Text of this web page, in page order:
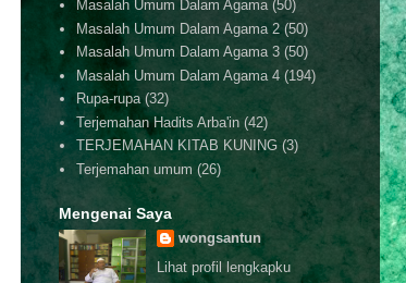
Masalah Umum Dalam Agama (50)
Masalah Umum Dalam Agama 2 (50)
Masalah Umum Dalam Agama 3 (50)
Masalah Umum Dalam Agama 4 (194)
Rupa-rupa (32)
Terjemahan Hadits Arba'in (42)
TERJEMAHAN KITAB KUNING (3)
Terjemahan umum (26)
Mengenai Saya
wongsantun
Lihat profil lengkapku